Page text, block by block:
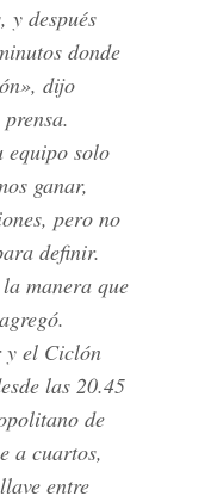
y después
donde
dijo
equipo solo
ganar,
pero no
definir.
manera que
y el Ciclón
las 20.45
de
a cuartos,
entre